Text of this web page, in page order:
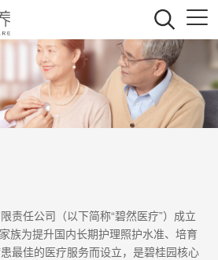
责任公司（以下简称“碧然医疗”）成立
族为提升国内长期护理照护水准、培育
最佳的医疗服务而设立，是碧桂园核心